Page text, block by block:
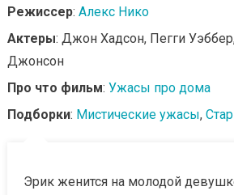
Режиссер: Алекс Нико
Актеры: Джон Хадсон, Пегги
Джонсон
Про что фильм: Ужасы про дома
Подборки: Мистические ужасы,
Эрик женится на молодой